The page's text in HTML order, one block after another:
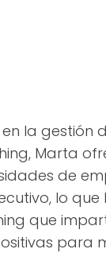
la gestión
Marta
de
lo que
que
para